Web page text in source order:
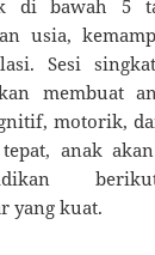
di bawah 5
usia,
Sesi
membuat
motorik,
anak
yang kuat.